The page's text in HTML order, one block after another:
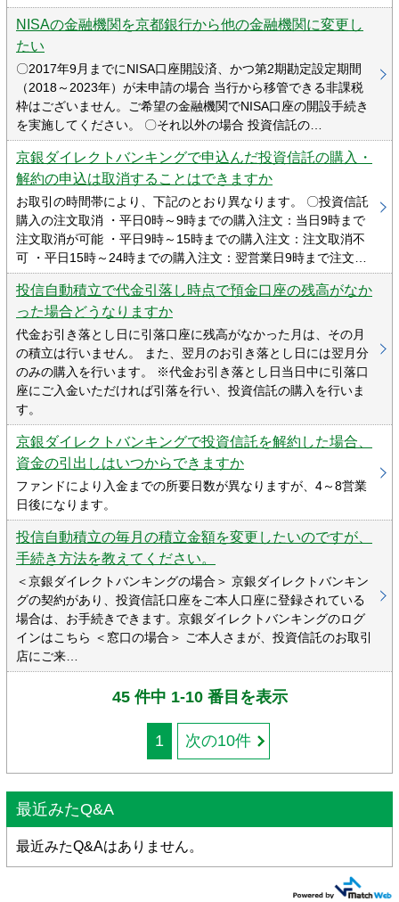
NISAの金融機関を京都銀行から他の金融機関に変更し
たい
〇2017年9月までにNISA口座開設済、かつ第2期勘定設定期間
（2018～2023年）が未申請の場合 当行から移管できる非課税
枠はございません。ご希望の金融機関でNISA口座の開設手続き
を実施してください。 〇それ以外の場合 投資信託の…
京銀ダイレクトバンキングで申込んだ投資信託の購入・
解約の申込は取消することはできますか
お取引の時間帯により、下記のとおり異なります。 〇投資信託
購入の注文取消 ・平日0時～9時までの購入注文：当日9時まで
注文取消が可能 ・平日9時～15時までの購入注文：注文取消不
可 ・平日15時～24時までの購入注文：翌営業日9時まで注文…
投信自動積立で代金引落し時点で預金口座の残高がなか
った場合どうなりますか
代金お引き落とし日に引落口座に残高がなかった月は、その月
の積立は行いません。 また、翌月のお引き落とし日には翌月分
のみの購入を行います。 ※代金お引き落とし日当日中に引落口
座にご入金いただければ引落を行い、投資信託の購入を行いま
す。
京銀ダイレクトバンキングで投資信託を解約した場合、
資金の引出しはいつからできますか
ファンドにより入金までの所要日数が異なりますが、4～8営業
日後になります。
投信自動積立の毎月の積立金額を変更したいのですが、
手続き方法を教えてください。
＜京銀ダイレクトバンキングの場合＞ 京銀ダイレクトバンキン
グの契約があり、投資信託口座をご本人口座に登録されている
場合は、お手続きできます。京銀ダイレクトバンキングのログ
インはこちら ＜窓口の場合＞ ご本人さまが、投資信託のお取引
店にご来…
45 件中 1-10 番目を表示
1
最近みたQ&A
最近みたQ&Aはありません。